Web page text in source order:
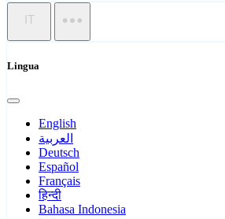
IT
Lingua
English
العربية
Deutsch
Español
Français
हिन्दी
Bahasa Indonesia